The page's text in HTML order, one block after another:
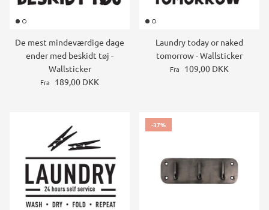
De mest mindeværdige dage
ender med beskidt tøj -
Wallsticker
Fra 189,00 DKK
Laundry today or naked
tomorrow - Wallsticker
Fra 109,00 DKK
-37%